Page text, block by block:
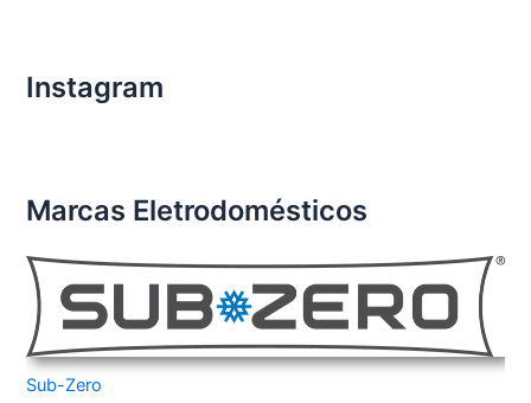
Instagram
Marcas Eletrodomésticos
Sub-Zero